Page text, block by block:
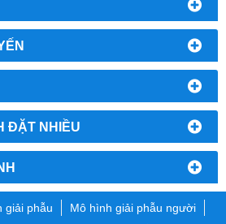
ĐẶT NHIỀU
giải phẫu
Mô hình giải phẫu người